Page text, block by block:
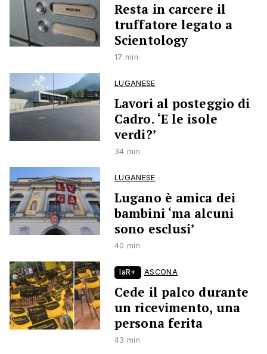
Resta in carcere il
truffatore legato a
Scientology
17 min
LUGANESE
Lavori al posteggio di
Cadro. ‘E le isole
verdi?’
34 min
LUGANESE
Lugano è amica dei
bambini ‘ma alcuni
sono esclusi’
40 min
laR+ ASCONA
Cede il palco durante
un ricevimento, una
persona ferita
43 min